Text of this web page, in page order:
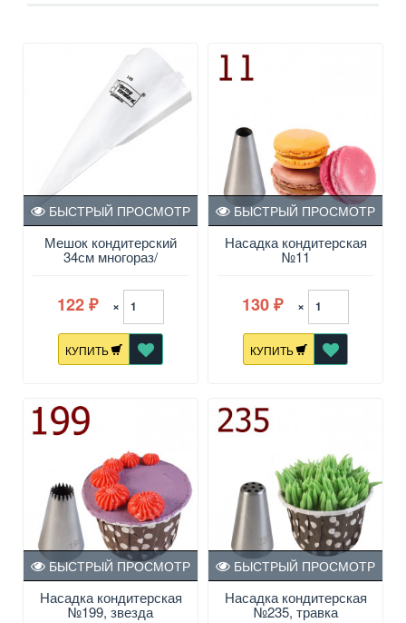
Мешок кондитерский
34см многораз/
использования, х/б
спец/обработка
БЫСТРЫЙ ПРОСМОТР
122 ₽ ×
КУПИТЬ
Насадка кондитерская
№11
БЫСТРЫЙ ПРОСМОТР
130 ₽ ×
КУПИТЬ
Насадка кондитерская
№199, звезда
БЫСТРЫЙ ПРОСМОТР
Насадка кондитерская
№235, травка
БЫСТРЫЙ ПРОСМОТР